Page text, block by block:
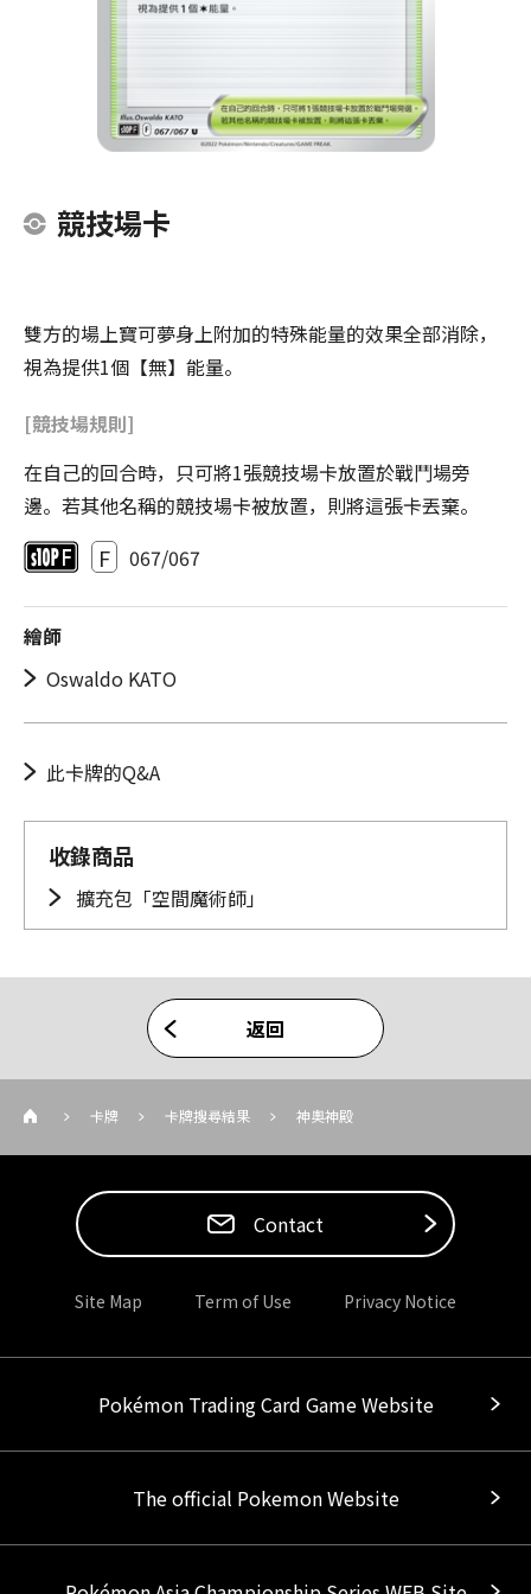
競技場卡
雙方的場上寶可夢身上附加的特殊能量的效果全部消除，
視為提供1個【無】能量。
[競技場規則]
在自己的回合時，只可將1張競技場卡放置於戰鬥場旁
邊。若其他名稱的競技場卡被放置，則將這張卡丟棄。
F 067/067
繪師
Oswaldo KATO
此卡牌的Q&A
收錄商品
擴充包「空間魔術師」
返回
卡牌 卡牌搜尋結果 神奧神殿
Contact
Site Map Term of Use Privacy Notice
Pokémon Trading Card Game Website
The official Pokemon Website